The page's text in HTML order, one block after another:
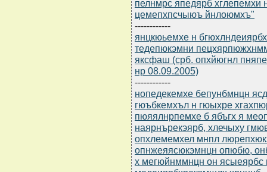
пелнмрс япедярб
цемепхпсчыюъ йнлоюмхъ"
------------
янцкюьемхе н
тедепюкэмни
яксфаш (срб. опхйюгнл
нр 08.09.2005)
------------
нопедекемхе бепунбмнцн
гюъбкемхъл н гюыхре
пюяялнрпемхе б ябъгх я
наярнърекэярб, хлечыху
опхлемемхел мнпл
опнжеяясюкэмнцн опюбю,
х мегюйнммнцн он ясыеярбс